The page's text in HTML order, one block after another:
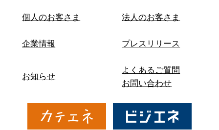
個人のお客さま 法人のお客さま
企業情報 プレスリリース
お知らせ
よくあるご質問
お問い合わせ